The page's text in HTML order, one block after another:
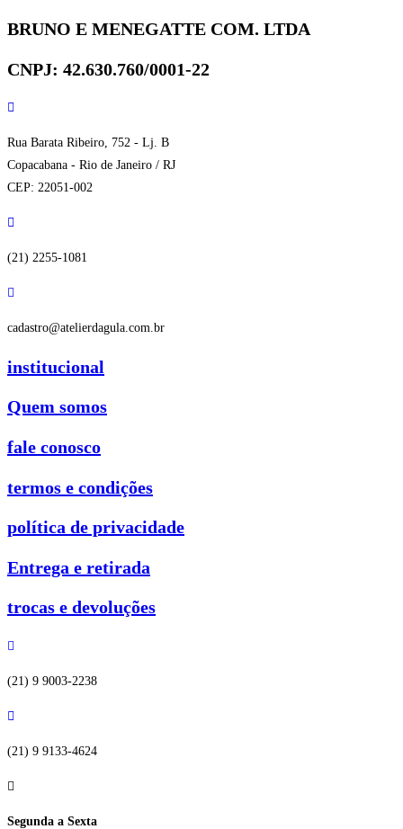
BRUNO E MENEGATTE COM. LTDA
CNPJ: 42.630.760/0001-22
Rua Barata Ribeiro, 752 - Lj. B
Copacabana - Rio de Janeiro / RJ
CEP: 22051-002
(21) 2255-1081
cadastro@atelierdagula.com.br
institucional
Quem somos
fale conosco
termos e condições
política de privacidade
Entrega e retirada
trocas e devoluções
(21) 9 9003-2238
(21) 9 9133-4624
Segunda a Sexta